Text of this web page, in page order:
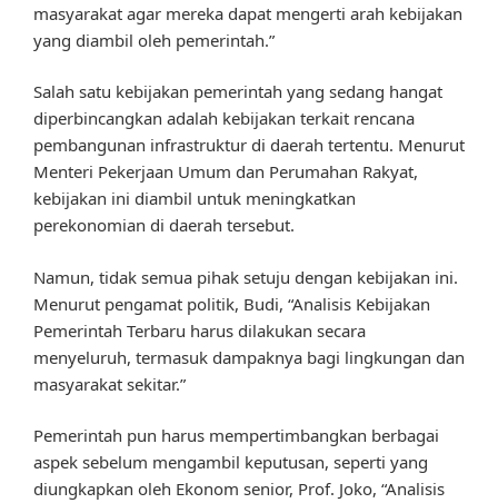
masyarakat agar mereka dapat mengerti arah kebijakan
yang diambil oleh pemerintah.”
Salah satu kebijakan pemerintah yang sedang hangat
diperbincangkan adalah kebijakan terkait rencana
pembangunan infrastruktur di daerah tertentu. Menurut
Menteri Pekerjaan Umum dan Perumahan Rakyat,
kebijakan ini diambil untuk meningkatkan
perekonomian di daerah tersebut.
Namun, tidak semua pihak setuju dengan kebijakan ini.
Menurut pengamat politik, Budi, “Analisis Kebijakan
Pemerintah Terbaru harus dilakukan secara
menyeluruh, termasuk dampaknya bagi lingkungan dan
masyarakat sekitar.”
Pemerintah pun harus mempertimbangkan berbagai
aspek sebelum mengambil keputusan, seperti yang
diungkapkan oleh Ekonom senior, Prof. Joko, “Analisis